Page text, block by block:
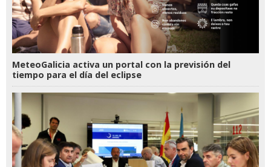
MeteoGalicia activa un portal con la previsión del
tiempo para el día del eclipse